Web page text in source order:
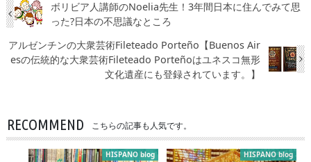
ボリビア人講師のNoelia先生！3年間日本に住んでみて思
った?日本の不思議なところ
アルゼンチンの大衆芸術Fileteado Porteño【Buenos Air
esの伝統的な大衆芸術Fileteado Porteñoはユネスコ無形
文化遺産にも登録されています。】
RECOMMEND こちらの記事も人気です。
HISPANO blog HISPANO blog